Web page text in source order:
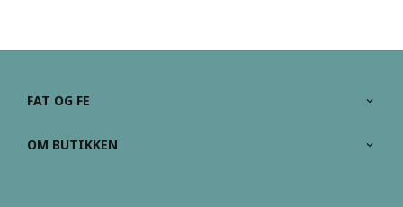
FAT OG FE
OM BUTIKKEN